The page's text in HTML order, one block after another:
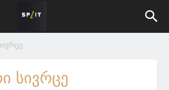
სივრცე